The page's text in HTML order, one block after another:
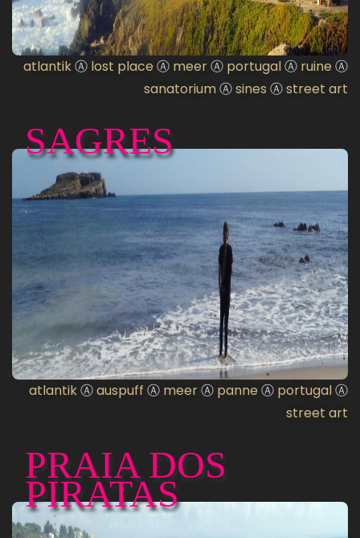
atlantikⒶ lost place Ⓐ meerⒶ portugalⒶ ruine Ⓐ
sanatoriumⒶsines Ⓐstreet art
SAGRES
atlantikⒶauspuff Ⓐ meerⒶ panne Ⓐ portugalⒶ
street art
PRAIA DOS
PIRATAS